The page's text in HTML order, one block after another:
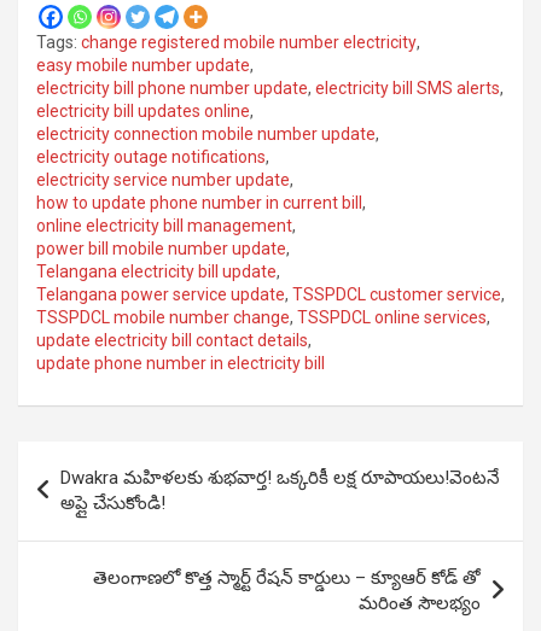
Tags: change registered mobile number electricity,
easy mobile number update,
electricity bill phone number update, electricity bill SMS alerts,
electricity bill updates online,
electricity connection mobile number update,
electricity outage notifications,
electricity service number update,
how to update phone number in current bill ,
online electricity bill management,
power bill mobile number update,
Telangana electricity bill update,
Telangana power service update, TSSPDCL customer service,
TSSPDCL mobile number change, TSSPDCL online services,
update electricity bill contact details,
update phone number in electricity bill
navigation
Dwakra మహిళలకు శుభవార్త! ఒక్కరికీ లక్ష రూపాయలు!వెంటనే
అప్లై చేసుకోండి!
తెలంగాణలో కొత్త స్మార్ట్ రేషన్ కార్డులు – క్యూఆర్ కోడ్ తో
మరింత సౌలభ్యం